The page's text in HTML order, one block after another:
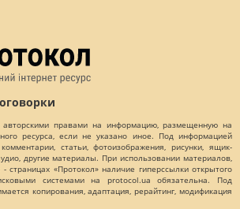
авторскими правами на информацию, размещенную на
ресурса, если не указано иное. Под информацией
статьи, фотоизображения, рисунки, ящик-
другие материалы. При использовании материалов,
«Протокол» наличие гиперссылки открытого
системами на protocol.ua обязательна. Под
копирования, адаптация, рерайтинг, модификация